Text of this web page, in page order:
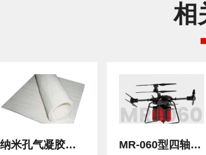
相
纳米孔气凝胶绝热毡 MR-060型四轴八旋翼无人机平台